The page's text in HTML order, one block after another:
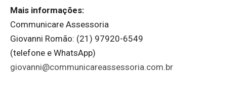
Mais informações:
Communicare Assessoria
Giovanni Romão: (21) 97920-6549
(telefone e WhatsApp)
giovanni@communicareassessoria.com.br